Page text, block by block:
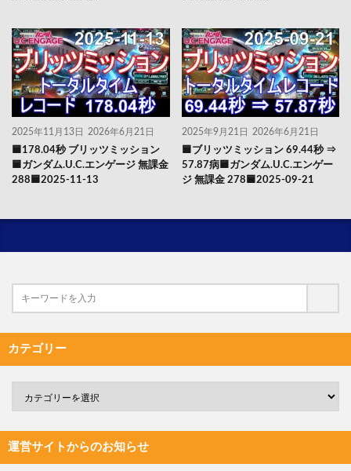
2025年11月13日 2026年6月21日
🟦178.04秒 ブリッツミッション
🟦ガンダム.U.C.エンゲージ 無課金
288🟦2025-11-13
2025年9月21日 2026年6月21日
🟦ブリッツミッション 69.44秒 ⇒
57.87病🟦ガンダム.U.C.エンゲー
ジ 無課金 278🟦2025-09-21
カテゴリー
運営サイトからのお知らせ